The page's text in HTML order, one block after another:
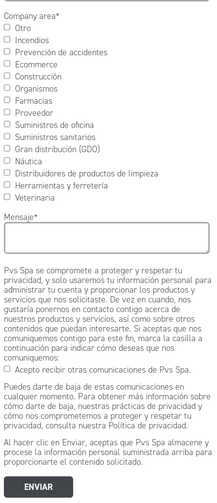
Company area*
Otro
Incendios
Prevención de accidentes
Ecommerce
Construcción
Organismos
Farmacias
Proveedor
Suministros de oficina
Suministros sanitarios
Gran distribución (GDO)
Náutica
Distribuidores de productos de limpieza
Herramientas y ferretería
Veterinaria
Mensaje*
Pvs Spa se compromete a proteger y respetar tu
privacidad, y solo usaremos tu información personal para
administrar tu cuenta y proporcionar los productos y
servicios que nos solicitaste. De vez en cuando, nos
gustaría ponernos en contacto contigo acerca de
nuestros productos y servicios, así como sobre otros
contenidos que puedan interesarte. Si aceptas que nos
comuniquemos contigo para este fin, marca la casilla a
continuación para indicar cómo deseas que nos
comuniquemos:
Acepto recibir otras comunicaciones de Pvs Spa.
Puedes darte de baja de estas comunicaciones en
cualquier momento. Para obtener más información sobre
cómo darte de baja, nuestras prácticas de privacidad y
cómo nos comprometemos a proteger y respetar tu
privacidad, consulta nuestra Política de privacidad.
Al hacer clic en Enviar, aceptas que Pvs Spa almacene y
procese la información personal suministrada arriba para
proporcionarte el contenido solicitado.